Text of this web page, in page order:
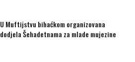
U Muftijstvu bihaćkom organizovana
dodjela Šehadetnama za mlade mujezine